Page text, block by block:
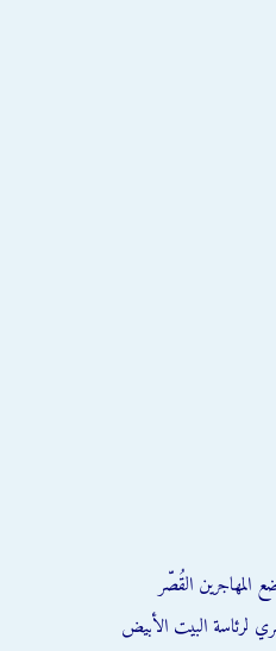
المهاجرين القُصّر
البيت الأبيض